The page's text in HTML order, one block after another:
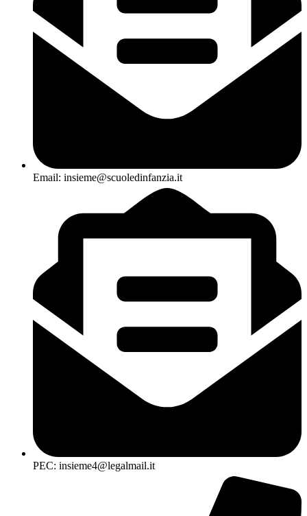
Email: insieme@scuoledinfanzia.it
PEC: insieme4@legalmail.it